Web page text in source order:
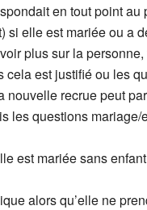
en tout point au
si elle est mariée ou a
plus sur la
cela est justifié ou les
nouvelle recrue peut
les questions mariage/
est mariée sans
alors qu’elle ne